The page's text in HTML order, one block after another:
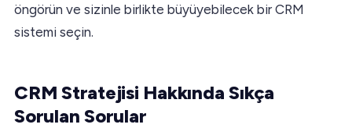
öngörün ve sizinle birlikte büyüyebilecek bir CRM
sistemi seçin.
CRM Stratejisi Hakkında Sıkça
Sorulan Sorular